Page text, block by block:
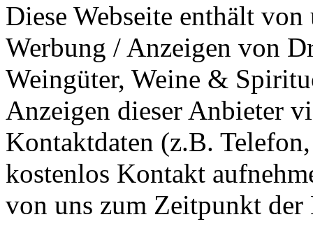
Diese Webseite enthält
Werbung / Anzeigen von
Weingüter, Weine &
Anzeigen dieser Anbieter
Kontaktdaten (z.B.
kostenlos Kontakt
von uns zum Zeitpunkt